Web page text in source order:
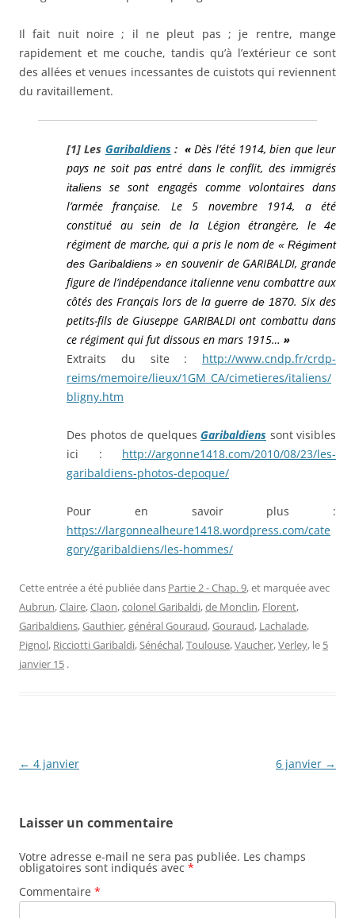
Il fait nuit noire ; il ne pleut pas ; je rentre, mange
rapidement et me couche, tandis qu’à l’extérieur ce sont
des allées et venues incessantes de cuistots qui reviennent
du ravitaillement.
[1] Les Garibaldiens: «Dès l’été 1914, bien que leur
pays ne soit pas entré dans le conflit, des immigrés
italiens se sont engagés comme volontaires dans
l’armée française. Le 5 novembre 1914, a été
constitué au sein de la Légion étrangère, le 4e
régiment de marche, qui a pris le nom de « Régiment
des Garibaldiens » en souvenir de GARIBALDI, grande
figure de l’indépendance italienne venu combattre aux
côtés des Français lors de la guerre de 1870. Six des
petits-fils de Giuseppe GARIBALDIont combattu dans
ce régiment qui fut dissous en mars 1915… »
Extraits du site : http://www.cndp.fr/crdp-
reims/memoire/lieux/1GM_CA/cimetieres/italiens/
bligny.htm
Des photos de quelques Garibaldiens sont visibles
ici : http://argonne1418.com/2010/08/23/les-
garibaldiens-photos-depoque/
Pour en savoir plus :
https://largonnealheure1418.wordpress.com/cate
gory/garibaldiens/les-hommes/
Cette entrée a été publiée dans Partie 2 - Chap. 9, et marquée avec
Aubrun,Claire,Claon,colonel Garibaldi,de Monclin, Florent,
Garibaldiens,Gauthier,général Gouraud,Gouraud, Lachalade,
Pignol, Ricciotti Garibaldi,Sénéchal,Toulouse,Vaucher,Verley, le 5
janvier 15 .
Navigation
← 4 janvier 6 janvier →
Laisser un commentaire
Votre adresse e-mail ne sera pas publiée. Les champs
obligatoires sont indiqués avec *
Commentaire *